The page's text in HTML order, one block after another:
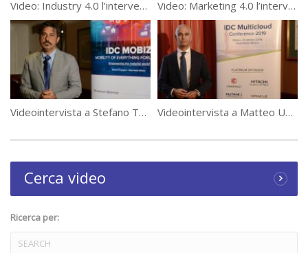
Video: Industry 4.0 l’intervento di Francesco Pezzutto a #WeChangeIT Forum Video: Marketing 4.0 l’intervento di Eugenio Cecchin a #WeChangeIT Forum
Videointervista a Stefano Terfani, Systems Engineer Aruba Hewlett Packard Enterprise Company Videointervista a Matteo Uva, Sales Manager Commercial Accounts di Nutanix
Cerca video
Ricerca per: